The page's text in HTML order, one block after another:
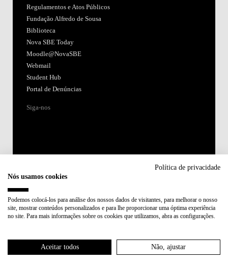
Regulamentos e Atos Públicos
Fundação Alfredo de Sousa
Biblioteca
Nova SBE Today
Moodle@NovaSBE
Webmail
Student Hub
Portal de Denúncias
Siga-nos
Membro de:
Política de privacidade
Nós usamos cookies
Podemos colocá-los para análise dos nossos dados de visitantes, para melhorar o nosso
site, mostrar conteúdos personalizados e para lhe proporcionar uma óptima experiência
no site. Para mais informações sobre os cookies que utilizamos, abra as configurações.
Aceitar todos Não, ajustar